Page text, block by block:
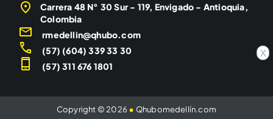
x
Carrera 48 N° 30 Sur - 119, Envigado - Antioquia,
Colombia
rmedellin@qhubo.com
(57) (604) 339 33 30
(57) 311 676 1801
Copyright © 2026 • Qhubomedellín.com